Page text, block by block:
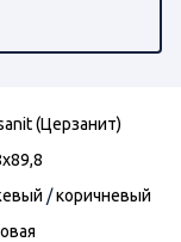
(Церзанит)
/коричневый